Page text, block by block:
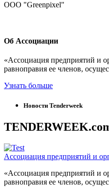
ООО "Greenpixel"
Об Ассоциации
«Ассоциация предприятий и
равноправия ее членов,
Узнать больше
Новости Tenderweek
Ассоциация предприятий и
«Ассоциация предприятий и
равноправия ее членов,